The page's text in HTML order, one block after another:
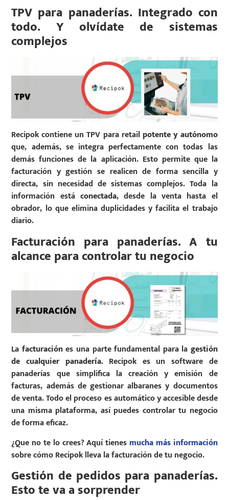
TPV para panaderías. Integrado con
todo. Y olvídate de sistemas
complejos
Recipok contiene un TPV para retail potente y autónomo
que, además, se integra perfectamente con todas las
demás funciones de la aplicación. Esto permite que la
facturación y gestión se realicen de forma sencilla y
directa, sin necesidad de sistemas complejos. Toda la
información estáconectada, desde la venta hasta el
obrador, lo que elimina duplicidades y facilita el trabajo
diario.
Facturación para panaderías. A tu
alcance para controlar tu negocio
La facturaciónes una parte fundamental para la gestión
de cualquier panadería. Recipok es un software de
panaderías que simplifica la creación y emisión de
facturas, además de gestionar albaranes y documentos
de venta. Todo el proceso es automático y accesible desde
una misma plataforma, así puedes controlar tu negocio
de forma eficaz.
¿Que no te lo crees? Aquí tienes mucha más información
sobre cómo Recipok lleva la facturación de tu negocio.
Gestión de pedidos para panaderías.
Esto te va a sorprender